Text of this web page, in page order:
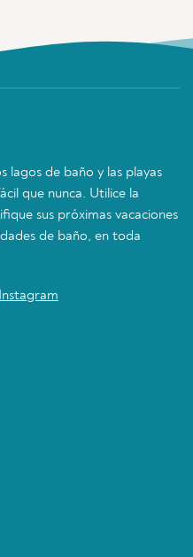
lagos de baño y las playas
que nunca. Utilice la
sus próximas vacaciones
de baño, en toda
Instagram